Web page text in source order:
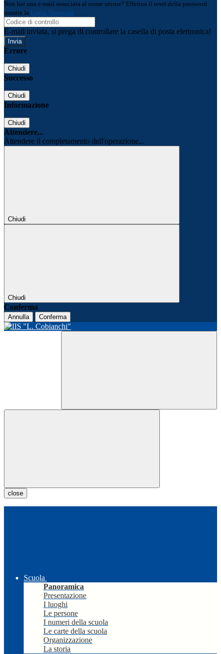
Non hai una e-mail associata al nome utente? Effettua il reset della password
tramite la Login Spaggiari
E-mail inviata, si prega di controllare la casella di posta elettronica!
Errore
Chiudi
Successo
Chiudi
Informazione
Chiudi
Attendere...
Attendere il completamento dell'operazione...
Chiudi
Chiudi
Conferma
Annulla Conferma
close
Scuola
Panoramica
Presentazione
I luoghi
Le persone
I numeri della scuola
Le carte della scuola
Organizzazione
La storia